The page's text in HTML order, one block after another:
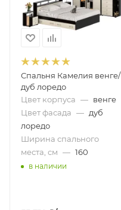
Спальня Камелия венге/
дуб лоредо
Цвет корпуса — венге
Цвет фасада — дуб
лоредо
Ширина спального
места, см — 160
в наличии